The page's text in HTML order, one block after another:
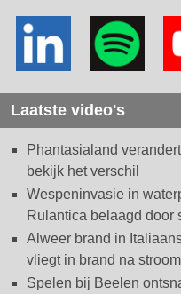
Laatste video's
Phantasialand
bekijk het verschil
Wespeninvasie in
Rulantica belaagd door
Alweer brand in
vliegt in brand na
Spelen bij Beelen